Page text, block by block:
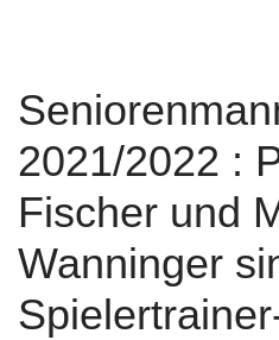
2021/2022 :
Fischer und
Wanninger